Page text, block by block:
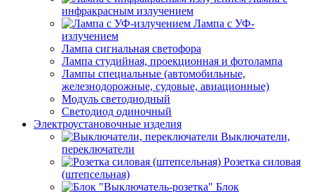
инфракрасным излучением
Лампа с УФ-
излучением
Лампа сигнальная светофора
Лампа студийная, проекционная и фотолампа
Лампы специальные (автомобильные,
железнодорожные, судовые, авиационные)
Модуль светодиодный
Светодиод одиночный
Электроустановочные изделия
Выключатели,
переключатели
Розетка силовая
(штепсельная)
Блок